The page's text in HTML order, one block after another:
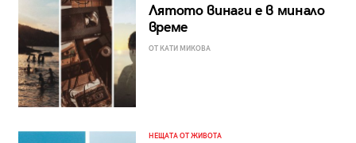
Лятото винаги е в минало
време
ОТ КАТИ МИКОВА
НЕЩАТА ОТ ЖИВОТА